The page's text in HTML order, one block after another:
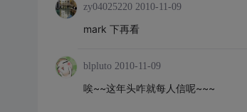
zy04025220 2010-11-09
mark 下再看
blpluto 2010-11-09
唉~~这年头咋就每人信呢~~~